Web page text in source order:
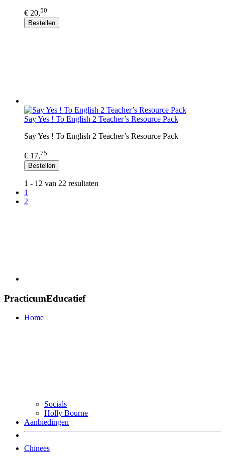
€ 20,50
Bestellen
Say Yes ! To English 2 Teacher’s Resource Pack
Say Yes ! To English 2 Teacher’s Resource Pack
€ 17,75
Bestellen
1 - 12 van 22 resultaten
1
2
PracticumEducatief
Home
Socials
Holly Bourne
Aanbiedingen
Chinees